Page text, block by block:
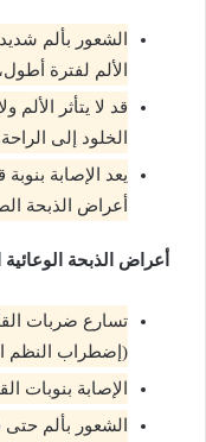
الشعور بألم
الألم لفترة أطول،
قد لا يتأثر الألم
الخلود إلى
يعد الإصابة
أعراض الذبحة
أعراض الذبحة الوعائية
تسارع ضربات
(إضطراب النظم
الإصابة بنوبات
الشعور بألم